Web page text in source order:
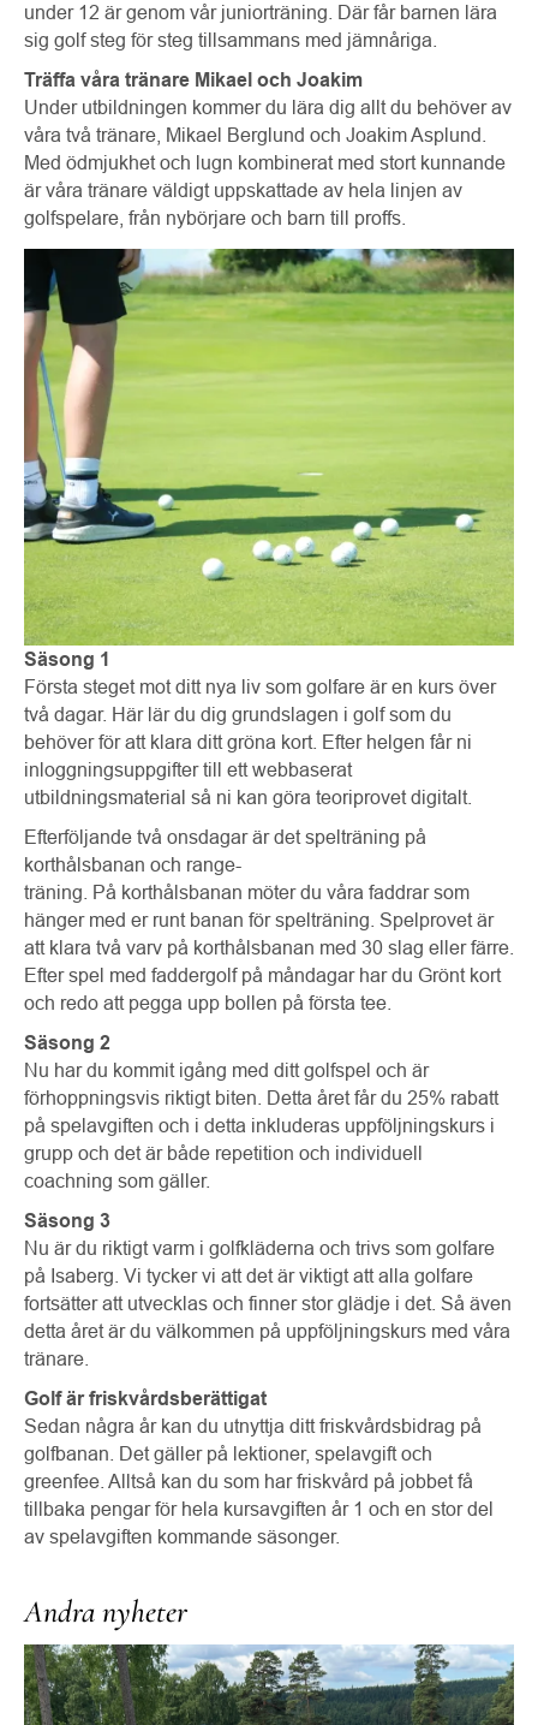
under 12 är genom vår juniorträning. Där får barnen lära
sig golf steg för steg tillsammans med jämnåriga.
Träffa våra tränare Mikael och Joakim
Under utbildningen kommer du lära dig allt du behöver av
våra två tränare, Mikael Berglund och Joakim Asplund.
Med ödmjukhet och lugn kombinerat med stort kunnande
är våra tränare väldigt uppskattade av hela linjen av
golfspelare, från nybörjare och barn till proffs.
Säsong 1
Första steget mot ditt nya liv som golfare är en kurs över
två dagar. Här lär du dig grundslagen i golf som du
behöver för att klara ditt gröna kort. Efter helgen får ni
inloggningsuppgifter till ett webbaserat
utbildningsmaterial så ni kan göra teoriprovet digitalt.
Efterföljande två onsdagar är det spelträning på
korthålsbanan och range-
träning. På korthålsbanan möter du våra faddrar som
hänger med er runt banan för spelträning. Spelprovet är
att klara två varv på korthålsbanan med 30 slag eller färre.
Efter spel med faddergolf på måndagar har du Grönt kort
och redo att pegga upp bollen på första tee.
Säsong 2
Nu har du kommit igång med ditt golfspel och är
förhoppningsvis riktigt biten. Detta året får du 25% rabatt
på spelavgiften och i detta inkluderas uppföljningskurs i
grupp och det är både repetition och individuell
coachning som gäller.
Säsong 3
Nu är du riktigt varm i golfkläderna och trivs som golfare
på Isaberg. Vi tycker vi att det är viktigt att alla golfare
fortsätter att utvecklas och finner stor glädje i det. Så även
detta året är du välkommen på uppföljningskurs med våra
tränare.
Golf är friskvårdsberättigat
Sedan några år kan du utnyttja ditt friskvårdsbidrag på
golfbanan. Det gäller på lektioner, spelavgift och
greenfee. Alltså kan du som har friskvård på jobbet få
tillbaka pengar för hela kursavgiften år 1 och en stor del
av spelavgiften kommande säsonger.
Andra nyheter